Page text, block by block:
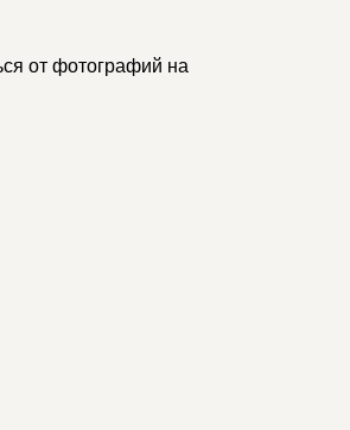
от фотографий на